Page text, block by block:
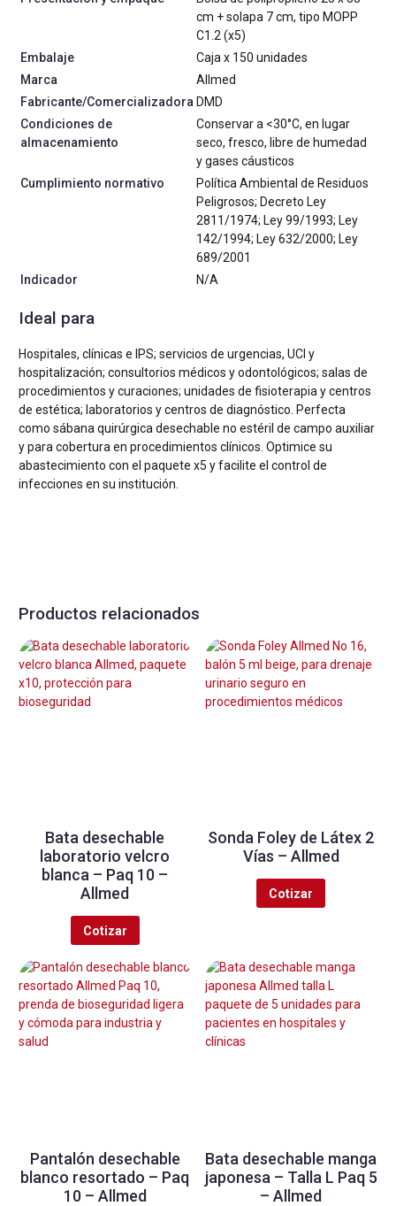
cm + solapa 7 cm, tipo MOPP
C1.2 (x5)
Embalaje
Caja x 150 unidades
Marca
Allmed
Fabricante/Comercializadora DMD
Condiciones de
almacenamiento
Conservar a <30°C, en lugar
seco, fresco, libre de humedad
y gases cáusticos
Cumplimiento normativo
Política Ambiental de Residuos
Peligrosos; Decreto Ley
2811/1974; Ley 99/1993; Ley
142/1994; Ley 632/2000; Ley
689/2001
Indicador
N/A
Ideal para
Hospitales, clínicas e IPS; servicios de urgencias, UCI y
hospitalización; consultorios médicos y odontológicos; salas de
procedimientos y curaciones; unidades de fisioterapia y centros
de estética; laboratorios y centros de diagnóstico. Perfecta
como sábana quirúrgica desechable no estéril de campo auxiliar
y para cobertura en procedimientos clínicos. Optimice su
abastecimiento con el paquete x5 y facilite el control de
infecciones en su institución.
Productos relacionados
Bata desechable
laboratorio velcro
blanca – Paq 10 –
Allmed
Cotizar
Sonda Foley de Látex 2
Vías – Allmed
Cotizar
Pantalón desechable
blanco resortado – Paq
10 – Allmed
Bata desechable manga
japonesa – Talla L Paq 5
– Allmed